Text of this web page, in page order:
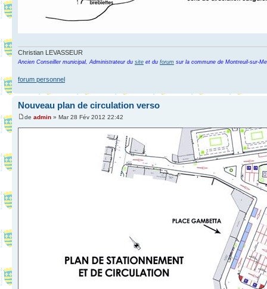
Christian LEVASSEUR
Ancien Conseiller municipal, Administrateur du site et du forum sur la commune de Montreuil-sur-
forum personnel
Nouveau plan de circulation verso
de admin » Mar 28 Fév 2012 22:42